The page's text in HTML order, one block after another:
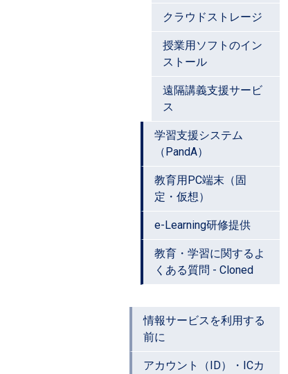
クラウドストレージ
授業用ソフトのイン
ストール
遠隔講義支援サービ
ス
学習支援システム
（PandA）
教育用PC端末（固
定・仮想）
e-Learning研修提供
教育・学習に関するよ
くある質問 - Cloned
情報サービスを利用する
前に
アカウント（ID）・ICカ